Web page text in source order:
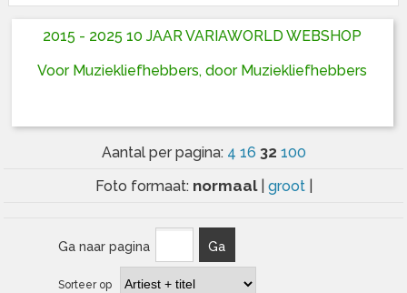
2015 - 2025 10 JAAR VARIAWORLD WEBSHOP
Voor Muziekliefhebbers, door Muziekliefhebbers
Aantal per pagina: 4 16 32 100
Foto formaat: normaal groot
Ga naar pagina Ga
Sorteer op